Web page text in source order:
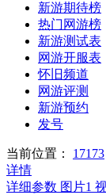
新游期待榜
热门网游榜
新游测试表
网游开服表
怀旧频道
网游评测
新游预约
发号
当前位置： 17173
详情
详细参数 图片1